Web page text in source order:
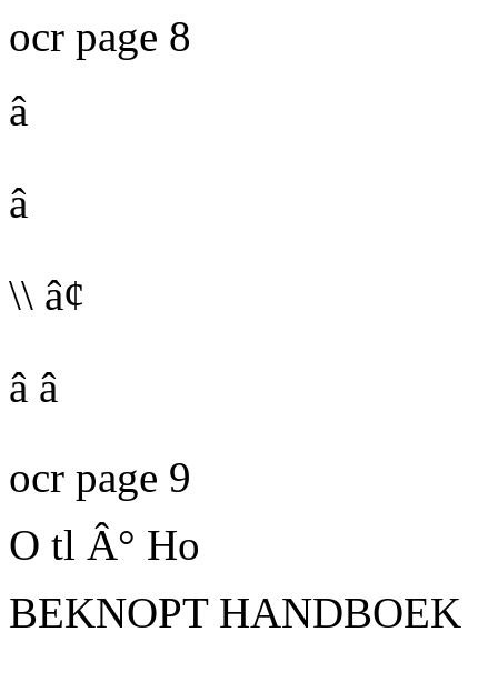
ocr page 8
â
â
\\ â¢
â â
ocr page 9
O tl Â° Ho
BEKNOPT HANDBOEK